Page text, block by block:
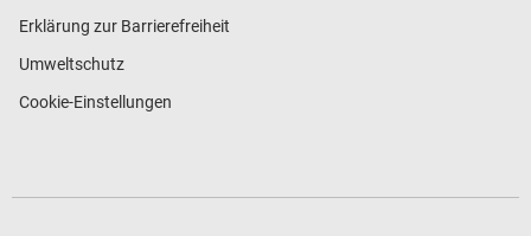
Erklärung zur Barrierefreiheit
Umweltschutz
Cookie-Einstellungen